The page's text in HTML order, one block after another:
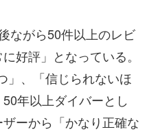
ながら50件以上のレビ
好評」となっている。
」、「信じられないほ
年以上ダイバーとし
ーから「かなり正確な